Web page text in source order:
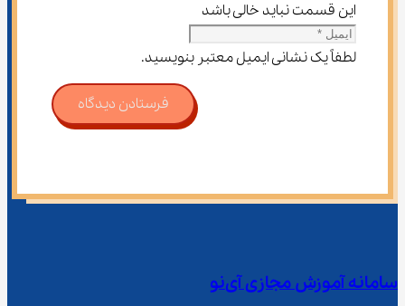
این قسمت نباید خالی باشد
لطفاً یک نشانی ایمیل معتبر بنویسید.
فرستادن دیدگاه
سامانه آموزش مجازی آی‌نو